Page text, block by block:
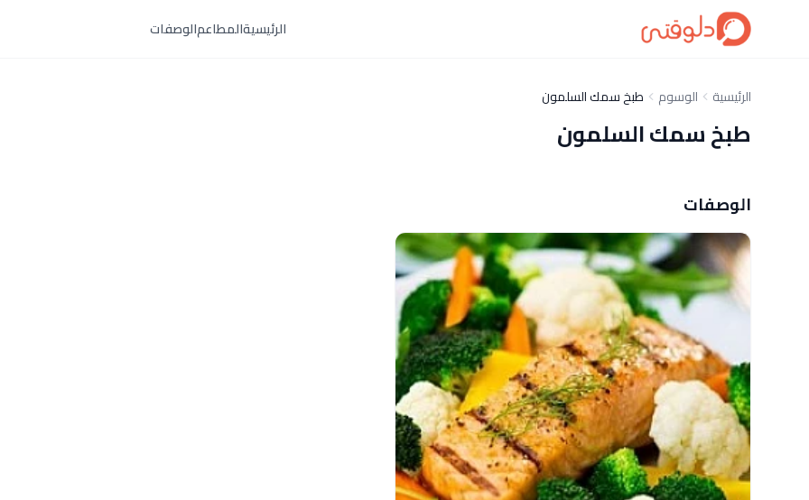
الرئيسيةالمطاعمالوصفات
الرئيسية الوسوم طبخ سمك السلمون
طبخ سمك السلمون
الوصفات